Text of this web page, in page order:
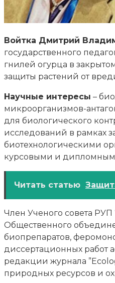
Войтка Дмитрий
государственного
гнилей огурца в
защиты растений от
Научные интересы –
микроорганизмов-
для биологического
исследований в рамках
биотехнологическими
курсовыми и
Читать статью
Член Ученого совета РУП
Общественного
биопрепаратов,
диссертационных работ
редакции журнала
природных ресурсов и